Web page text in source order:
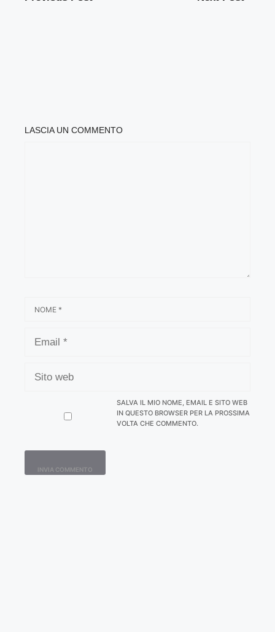
LASCIA UN COMMENTO
WEB
SALVA IL MIO NOME, EMAIL E SITO WEB
IN QUESTO BROWSER PER LA PROSSIMA
VOLTA CHE COMMENTO.